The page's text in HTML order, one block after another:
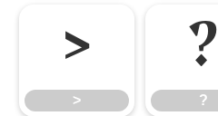
>
>
?
?